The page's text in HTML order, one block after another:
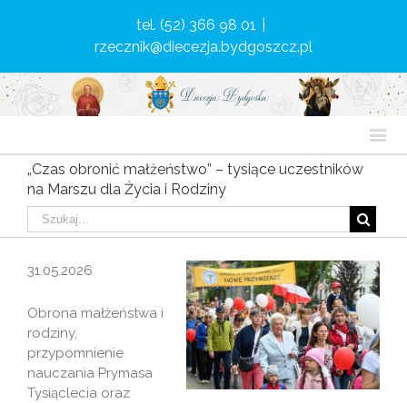
tel. (52) 366 98 01
rzecznik@diecezja.bydgoszcz.pl
„Czas obronić małżeństwo” – tysiące uczestników
na Marszu dla Życia i Rodziny
31.05.2026
Obrona małżeństwa i
rodziny,
przypomnienie
nauczania Prymasa
Tysiąclecia oraz